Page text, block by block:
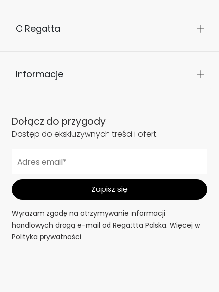
O Regatta
Informacje
Dołącz do przygody
Dostęp do ekskluzywnych treści i ofert.
Wyrażam zgodę na otrzymywanie informacji
handlowych drogą e-mail od Regattta Polska. Więcej w
Polityka prywatności